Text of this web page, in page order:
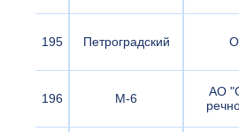
195 Петроградский
196 М-6
АО